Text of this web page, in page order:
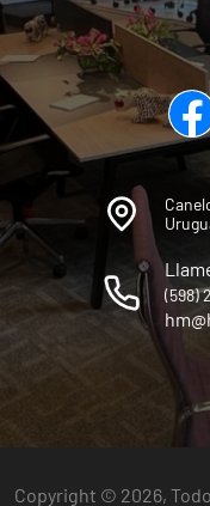
(598)
Copyright © 2026,